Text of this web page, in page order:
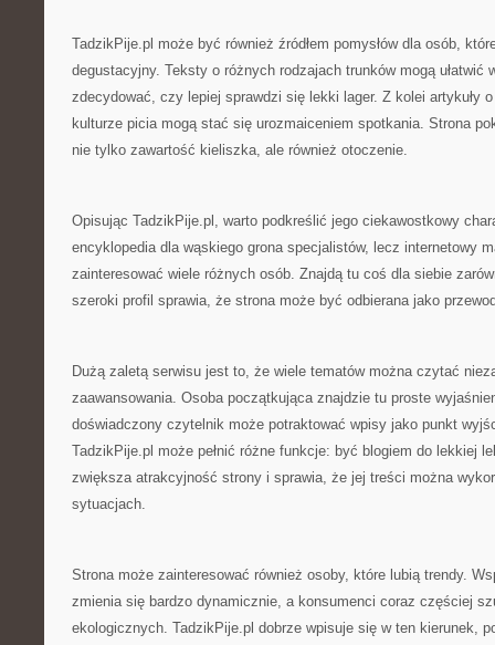
TadzikPije.pl może być również źródłem pomysłów dla osób,
degustacyjny. Teksty o różnych rodzajach trunków mogą ułatwić
zdecydować, czy lepiej sprawdzi się lekki lager. Z kolei artykuły
kulturze picia mogą stać się urozmaiceniem spotkania. Strona
nie tylko zawartość kieliszka, ale również otoczenie.
Opisując TadzikPije.pl, warto podkreślić jego ciekawostkowy
encyklopedia dla wąskiego grona specjalistów, lecz internetowy
zainteresować wiele różnych osób. Znajdą tu coś dla siebie
szeroki profil sprawia, że strona może być odbierana jako
Dużą zaletą serwisu jest to, że wiele tematów można czytać
zaawansowania. Osoba początkująca znajdzie tu proste
doświadczony czytelnik może potraktować wpisy jako punkt
TadzikPije.pl może pełnić różne funkcje: być blogiem do lekkiej
zwiększa atrakcyjność strony i sprawia, że jej treści można
sytuacjach.
Strona może zainteresować również osoby, które lubią trendy.
zmienia się bardzo dynamicznie, a konsumenci coraz częściej
ekologicznych. TadzikPije.pl dobrze wpisuje się w ten kierunek,